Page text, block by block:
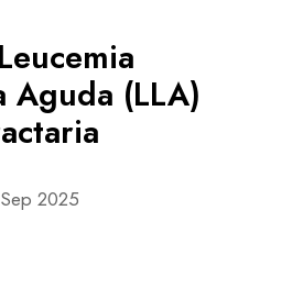
Aguda (LLA)
2025